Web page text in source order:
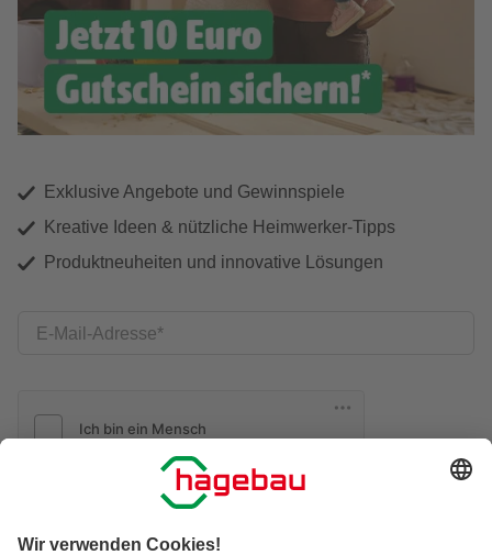
Exklusive Angebote und Gewinnspiele
Kreative Ideen & nützliche Heimwerker-Tipps
Produktneuheiten und innovative Lösungen
E-Mail-Adresse
Ich möchte auf mich
(inklusive den Newsletter) von hagebau erhalten. Ich